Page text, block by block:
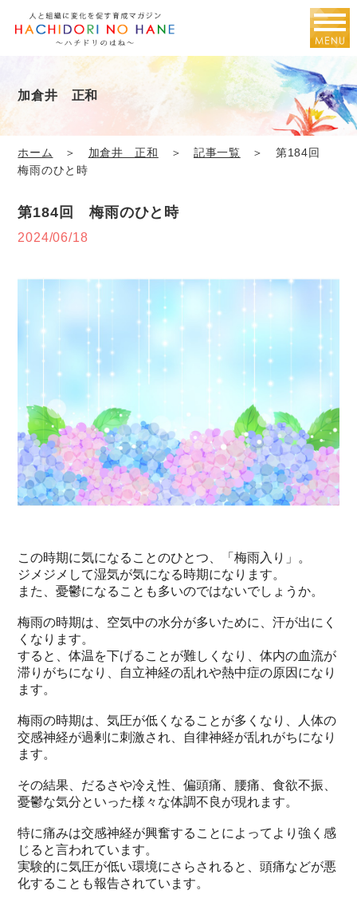
加倉井 正和
ホーム ＞ 加倉井 正和 ＞ 記事一覧 ＞ 第184回
梅雨のひと時
第184回 梅雨のひと時
2024/06/18
この時期に気になることのひとつ、「梅雨入り」。
ジメジメして湿気が気になる時期になります。
また、憂鬱になることも多いのではないでしょうか。
梅雨の時期は、空気中の水分が多いために、汗が出にく
くなります。
すると、体温を下げることが難しくなり、体内の血流が
滞りがちになり、自立神経の乱れや熱中症の原因になり
ます。
梅雨の時期は、気圧が低くなることが多くなり、人体の
交感神経が過剰に刺激され、自律神経が乱れがちになり
ます。
その結果、だるさや冷え性、偏頭痛、腰痛、食欲不振、
憂鬱な気分といった様々な体調不良が現れます。
特に痛みは交感神経が興奮することによってより強く感
じると言われています。
実験的に気圧が低い環境にさらされると、頭痛などが悪
化することも報告されています。